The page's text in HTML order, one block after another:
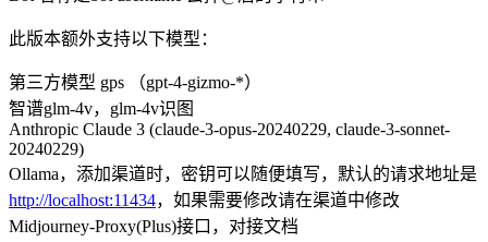
此版本额外支持以下模型：
第三方模型 gps （gpt-4-gizmo-*）
智谱glm-4v，glm-4v识图
Anthropic Claude 3 (claude-3-opus-20240229, claude-3-sonnet-
20240229)
Ollama，添加渠道时，密钥可以随便填写，默认的请求地址是
http://localhost:11434，如果需要修改请在渠道中修改
Midjourney-Proxy(Plus)接口，对接文档